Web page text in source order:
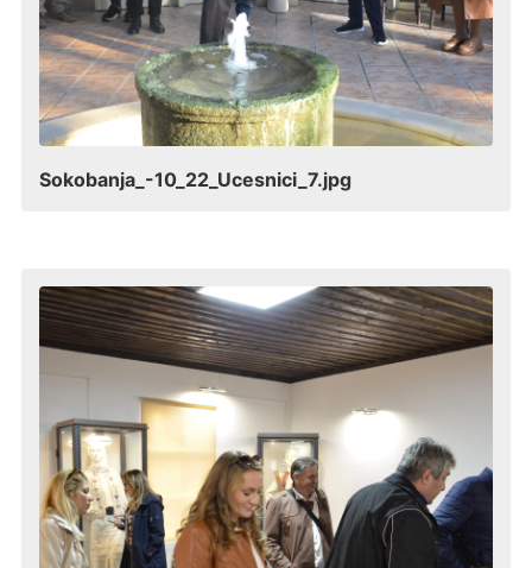
Sokobanja_-10_22_Ucesnici_7.jpg